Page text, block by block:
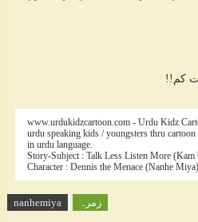
کم!!
www.urdukidzcartoon.com - Urdu Kidz
urdu speaking kids / youngsters thru
in urdu language.
Story-Subject : Talk Less Listen More (Kam
Character : Dennis the Menace (Nanhe Miya)
زمرہ nanhemiya